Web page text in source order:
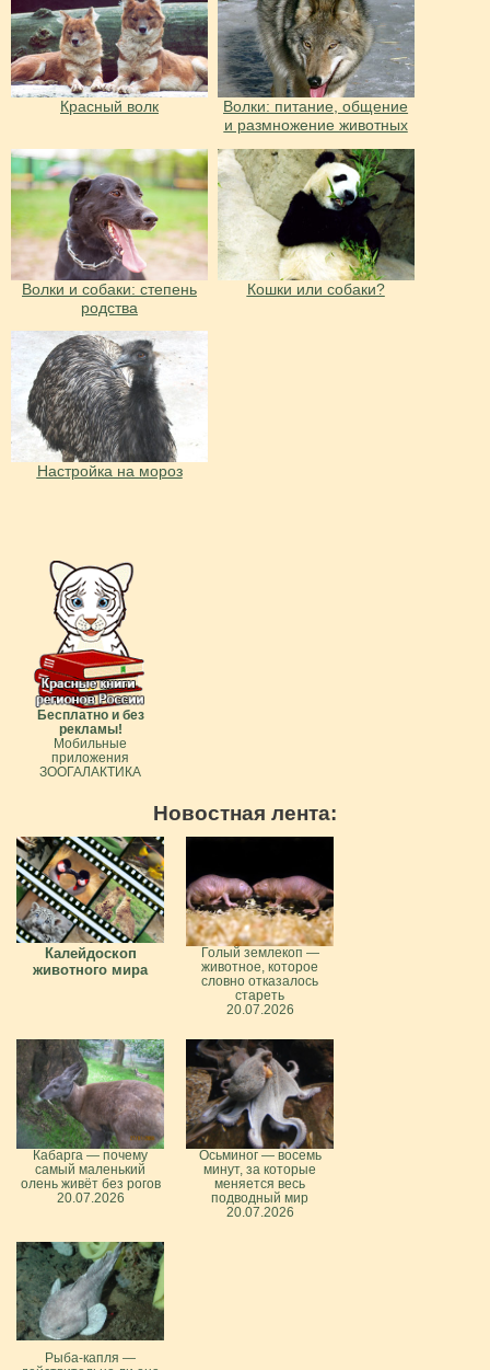
Красный волк
Волки: питание, общение
и размножение животных
Волки и собаки: степень
родства
Кошки или собаки?
Настройка на мороз
Бесплатно и без
рекламы!
Мобильные
приложения
ЗООГАЛАКТИКА
Новостная лента:
Калейдоскоп
животного мира
Голый землекоп —
животное, которое
словно отказалось
стареть
20.07.2026
Кабарга — почему
самый маленький
олень живёт без рогов
20.07.2026
Осьминог — восемь
минут, за которые
меняется весь
подводный мир
20.07.2026
Рыба-капля —